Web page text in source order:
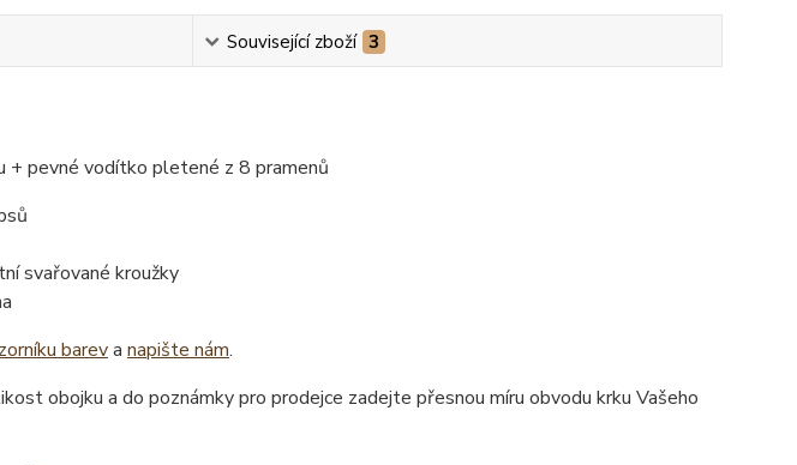
Související zboží 3
+ pevné vodítko pletené z 8 pramenů
svařované kroužky
bareva napište nám.
obojku a do poznámky pro prodejce zadejte přesnou míru obvodu krku Vašeho